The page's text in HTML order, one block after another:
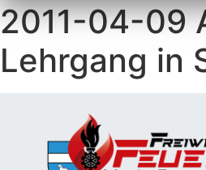
2011-04-09
Lehrgang in